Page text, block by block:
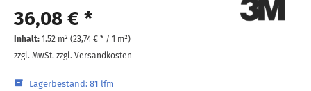
36,08 € *
Inhalt: 1.52 m² (23,74 € * / 1 m²)
zzgl. MwSt. zzgl. Versandkosten
Lagerbestand: 81 lfm